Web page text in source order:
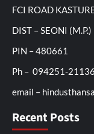
FCI ROAD
DIST – SEONI (M.P.)
PIN – 480661
Ph – 094251-21136
email –
Recent Posts